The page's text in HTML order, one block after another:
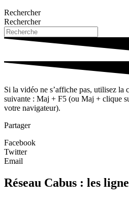
Rechercher
Rechercher
Si la vidéo ne s’affiche pas, utilisez la
suivante : Maj + F5 (ou Maj + clique
votre navigateur).
Partager
Facebook
Twitter
Email
Réseau Cabus : les